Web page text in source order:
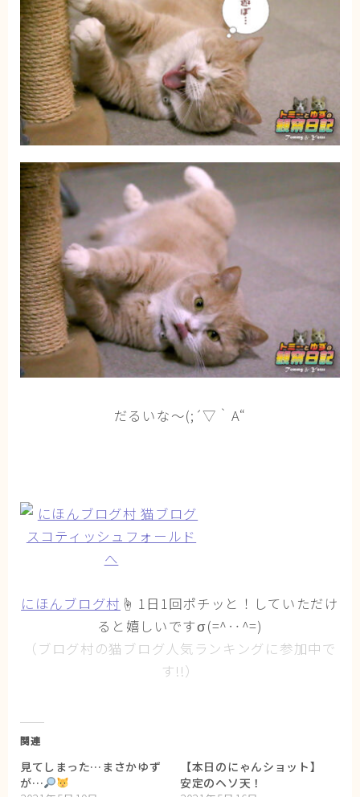
だるいな～(;´▽｀A“
にほんブログ村 ☝ 1日1回ポチッと！していただけ
ると嬉しいですσ(=^‥^=)
（ブログ村の猫ブログ人気ランキングに参加中で
す!!）
関連
見てしまった…まさかゆず
が…
【本日のにゃんショット】
安定のヘソ天！